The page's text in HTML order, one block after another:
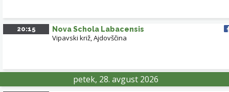
20:15 Nova Schola Labacensis
Vipavski križ, Ajdovščina
petek, 28. avgust 2026